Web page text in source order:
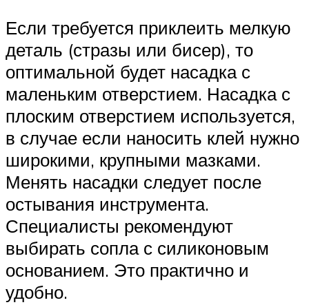
Если требуется приклеить мелкую
деталь (стразы или бисер), то
оптимальной будет насадка с
маленьким отверстием. Насадка с
плоским отверстием используется,
в случае если наносить клей нужно
широкими, крупными мазками.
Менять насадки следует после
остывания инструмента.
Специалисты рекомендуют
выбирать сопла с силиконовым
основанием. Это практично и
удобно.